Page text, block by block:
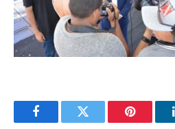
FacebookTwitter Pinterest